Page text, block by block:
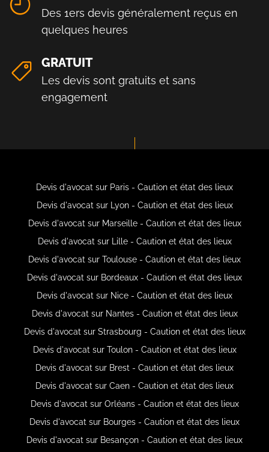
Des 1ers devis généralement reçus en
quelques heures
GRATUIT
Les devis sont gratuits et sans
engagement
Devis d'avocat sur Paris - Caution et état des lieux
Devis d'avocat sur Lyon - Caution et état des lieux
Devis d'avocat sur Marseille - Caution et état des lieux
Devis d'avocat sur Lille - Caution et état des lieux
Devis d'avocat sur Toulouse - Caution et état des lieux
Devis d'avocat sur Bordeaux - Caution et état des lieux
Devis d'avocat sur Nice - Caution et état des lieux
Devis d'avocat sur Nantes - Caution et état des lieux
Devis d'avocat sur Strasbourg - Caution et état des lieux
Devis d'avocat sur Toulon - Caution et état des lieux
Devis d'avocat sur Brest - Caution et état des lieux
Devis d'avocat sur Caen - Caution et état des lieux
Devis d'avocat sur Orléans - Caution et état des lieux
Devis d'avocat sur Bourges - Caution et état des lieux
Devis d'avocat sur Besançon - Caution et état des lieux